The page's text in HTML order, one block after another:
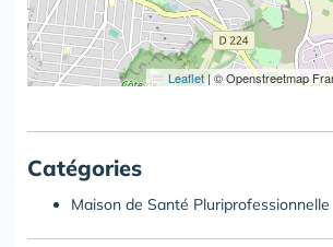
Leaflet|© Openstreetmap
Catégories
Maison de Santé Pluriprofessionnelle